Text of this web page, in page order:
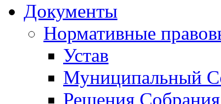
Документы
Нормативные
Устав
Муниципальный
Решения